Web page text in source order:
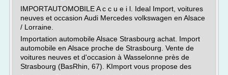
IMPORTAUTOMOBILE A c c u e i l. Ideal Import, voitures
neuves et occasion Audi Mercedes volkswagen en Alsace
/ Lorraine.
Importation automobile Alsace Strasbourg achat. Import
automobile en Alsace proche de Strasbourg. Vente de
voitures neuves et d'occasion à Wasselonne près de
Strasbourg (BasRhin, 67). KImport vous propose des